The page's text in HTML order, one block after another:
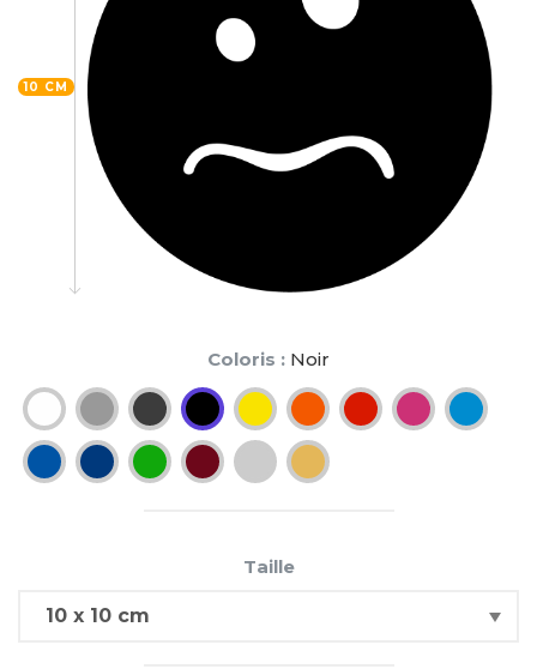
10 CM
Coloris : Noir
Taille